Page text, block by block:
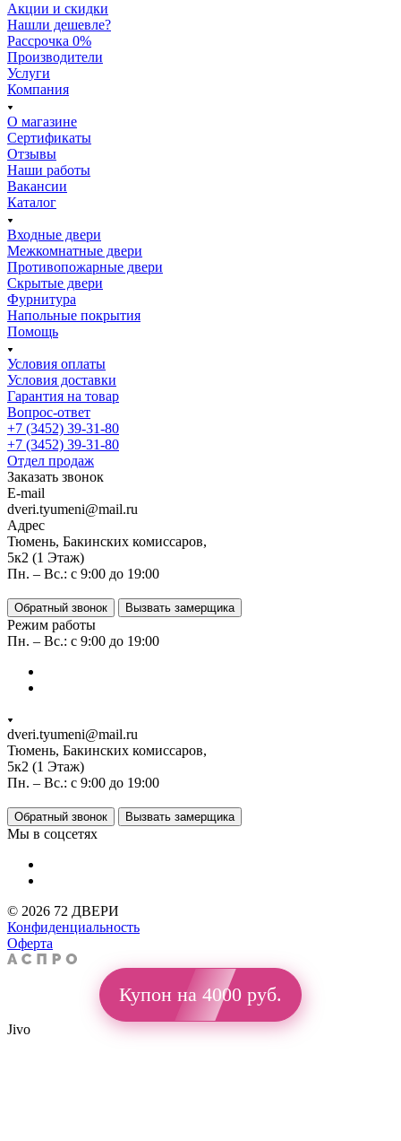
Акции и скидки
Нашли дешевле?
Рассрочка 0%
Производители
Услуги
Компания
О магазине
Сертификаты
Отзывы
Наши работы
Вакансии
Каталог
Входные двери
Межкомнатные двери
Противопожарные двери
Скрытые двери
Фурнитура
Напольные покрытия
Помощь
Условия оплаты
Условия доставки
Гарантия на товар
Вопрос-ответ
+7 (3452) 39-31-80
+7 (3452) 39-31-80
Отдел продаж
Заказать звонок
E-mail
dveri.tyumeni@mail.ru
Адрес
Тюмень, Бакинских комиссаров,
5к2 (1 Этаж)
Пн. – Вс.: с 9:00 до 19:00
Обратный звонок Вызвать замерщика
Режим работы
Пн. – Вс.: с 9:00 до 19:00
dveri.tyumeni@mail.ru
Тюмень, Бакинских комиссаров,
5к2 (1 Этаж)
Пн. – Вс.: с 9:00 до 19:00
Обратный звонок Вызвать замерщика
Мы в соцсетях
© 2026 72 ДВЕРИ
Конфиденциальность
Оферта
Купон на 4000 руб.
Jivo